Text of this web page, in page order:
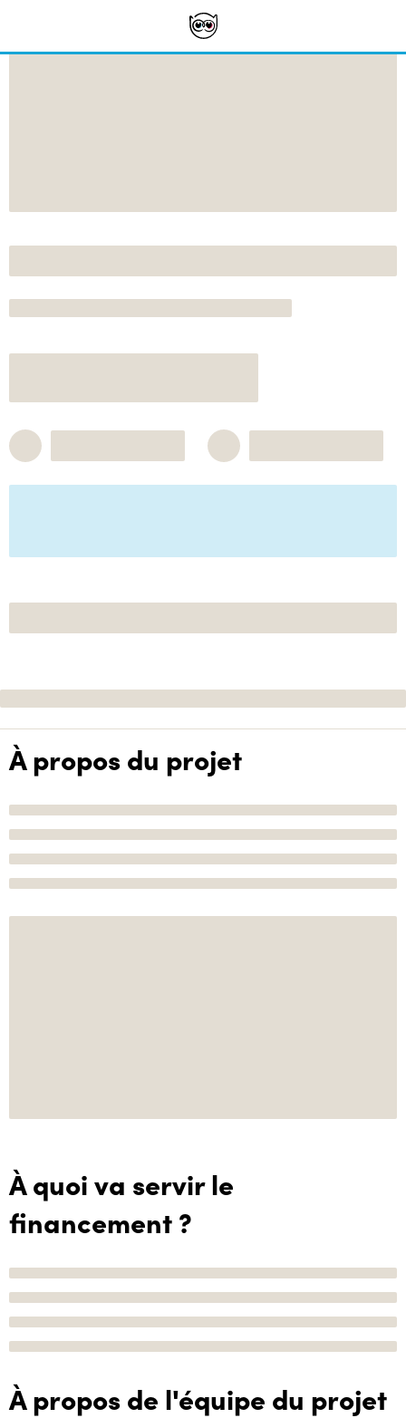
À propos du projet
À quoi va servir le
financement ?
À propos de l'équipe du projet